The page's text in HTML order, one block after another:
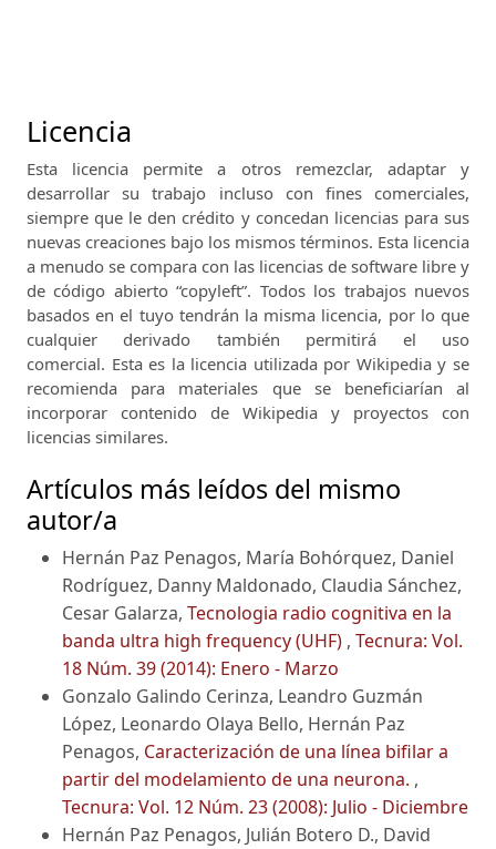
Licencia
Esta licencia permite a otros remezclar, adaptar y
desarrollar su trabajo incluso con fines comerciales,
siempre que le den crédito y concedan licencias para sus
nuevas creaciones bajo los mismos términos. Esta licencia
a menudo se compara con las licencias de software libre y
de código abierto “copyleft”. Todos los trabajos nuevos
basados ​​en el tuyo tendrán la misma licencia, por lo que
cualquier derivado también permitirá el uso
comercial. Esta es la licencia utilizada por Wikipedia y se
recomienda para materiales que se beneficiarían al
incorporar contenido de Wikipedia y proyectos con
licencias similares.
Artículos más leídos del mismo
autor/a
Hernán Paz Penagos, María Bohórquez, Daniel
Rodríguez, Danny Maldonado, Claudia Sánchez,
Cesar Galarza, Tecnologia radio cognitiva en la
banda ultra high frequency (UHF) , Tecnura: Vol.
18 Núm. 39 (2014): Enero - Marzo
Gonzalo Galindo Cerinza, Leandro Guzmán
López, Leonardo Olaya Bello, Hernán Paz
Penagos, Caracterización de una línea bifilar a
partir del modelamiento de una neurona. ,
Tecnura: Vol. 12 Núm. 23 (2008): Julio - Diciembre
Hernán Paz Penagos, Julián Botero D., David